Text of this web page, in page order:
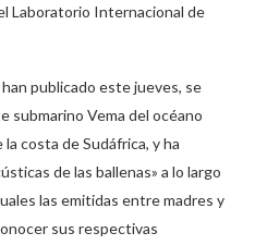
Laboratorio Internacional de
publicado este jueves, se
submarino Vema del océano
costa de Sudáfrica, y ha
de las ballenas» a lo largo
las emitidas entre madres y
sus respectivas